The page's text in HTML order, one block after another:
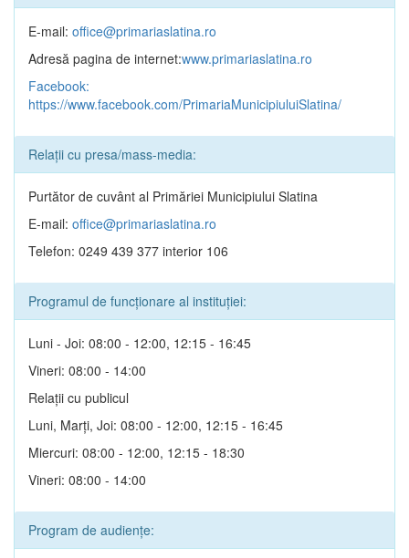
E-mail: office@primariaslatina.ro
Adresă pagina de internet:www.primariaslatina.ro
Facebook:
https://www.facebook.com/PrimariaMunicipiuluiSlatina/
Relații cu presa/mass-media:
Purtător de cuvânt al Primăriei Municipiului Slatina
E-mail: office@primariaslatina.ro
Telefon: 0249 439 377 interior 106
Programul de funcționare al instituției:
Luni - Joi: 08:00 - 12:00, 12:15 - 16:45
Vineri: 08:00 - 14:00
Relații cu publicul
Luni, Marți, Joi: 08:00 - 12:00, 12:15 - 16:45
Miercuri: 08:00 - 12:00, 12:15 - 18:30
Vineri: 08:00 - 14:00
Program de audiențe: